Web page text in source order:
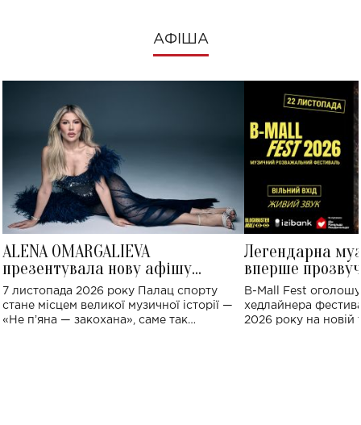
АФІША
ALENA OMARGALIEVA
презентувала нову афішу
великого концерту в Палаці
спорту
7 листопада 2026 року Палац спорту
стане місцем великої музичної історії —
«Не пʼяна — закохана», саме так
Легендарна
вперше
Україні: де
B-Mall Fest
хедлайнера
2026 року на новій